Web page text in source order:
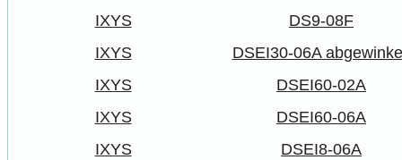
IXYS
DS9-08F
IXYS
DSEI30-06A
IXYS
DSEI60-02A
IXYS
DSEI60-06A
IXYS
DSEI8-06A